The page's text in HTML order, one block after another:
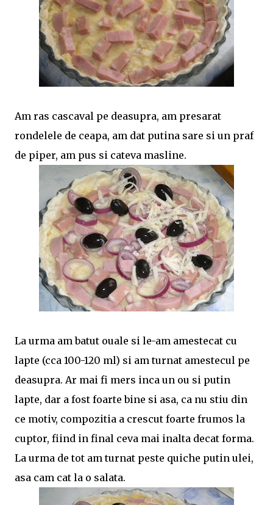
Am ras cascaval pe deasupra, am presarat
rondelele de ceapa, am dat putina sare si un praf
de piper, am pus si cateva masline.
La urma am batut ouale si le-am amestecat cu
lapte (cca 100-120 ml) si am turnat amestecul pe
deasupra. Ar mai fi mers inca un ou si putin
lapte, dar a fost foarte bine si asa, ca nu stiu din
ce motiv, compozitia a crescut foarte frumos la
cuptor, fiind in final ceva mai inalta decat forma.
La urma de tot am turnat peste quiche putin ulei,
asa cam cat la o salata.